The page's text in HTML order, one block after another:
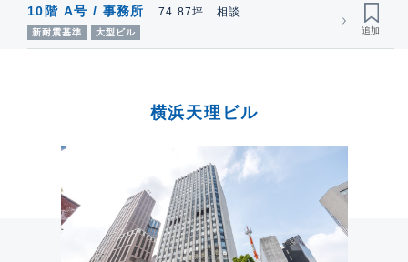
10階 A号 / 事務所74.87坪 相談
新耐震基準 大型ビル
横浜天理ビル